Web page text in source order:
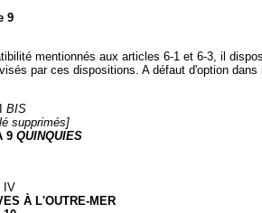
9
mentionnés aux articles 6-1 et 6-3, il
par ces dispositions. A défaut d'option
BIS
supprimés]
9 QUINQUIES
IV
À L'OUTRE-MER